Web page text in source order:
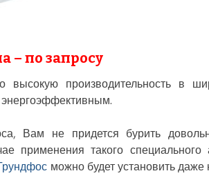
– по запросу
высокую производительность в
энергоэффективным.
Вам не придется бурить
применения такого специального
можно будет установить даже